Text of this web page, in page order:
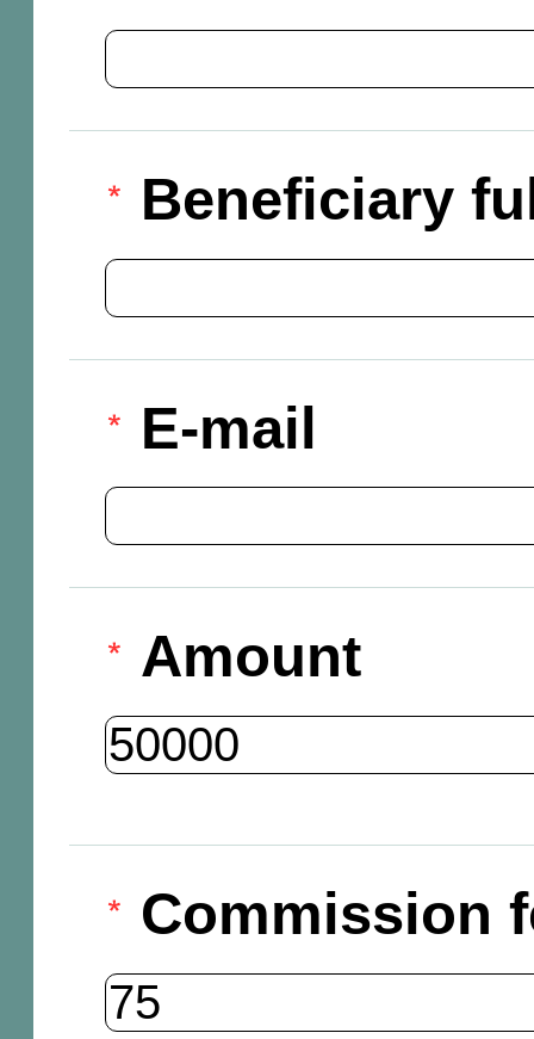
Beneficiary
E-mail
Amount
Commission